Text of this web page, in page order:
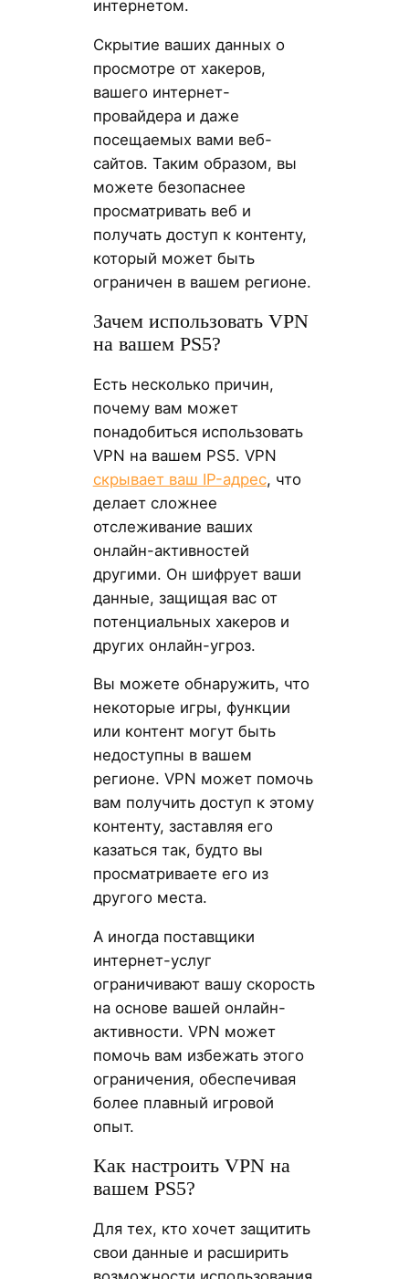
интернетом.
Скрытие ваших данных о
просмотре от хакеров,
вашего интернет-
провайдера и даже
посещаемых вами веб-
сайтов. Таким образом, вы
можете безопаснее
просматривать веб и
получать доступ к контенту,
который может быть
ограничен в вашем регионе.
Зачем использовать VPN
на вашем PS5?
Есть несколько причин,
почему вам может
понадобиться использовать
VPN на вашем PS5. VPN
скрывает ваш IP-адрес, что
делает сложнее
отслеживание ваших
онлайн-активностей
другими. Он шифрует ваши
данные, защищая вас от
потенциальных хакеров и
других онлайн-угроз.
Вы можете обнаружить, что
некоторые игры, функции
или контент могут быть
недоступны в вашем
регионе. VPN может помочь
вам получить доступ к этому
контенту, заставляя его
казаться так, будто вы
просматриваете его из
другого места.
А иногда поставщики
интернет-услуг
ограничивают вашу скорость
на основе вашей онлайн-
активности. VPN может
помочь вам избежать этого
ограничения, обеспечивая
более плавный игровой
опыт.
Как настроить VPN на
вашем PS5?
Для тех, кто хочет защитить
свои данные и расширить